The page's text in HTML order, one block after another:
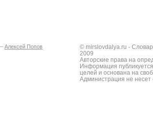
Алексей Попов
© mirslovdalya.ru -
2009
Авторские права на
Информация
целей и основана на
Администрация не несет